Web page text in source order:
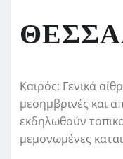
Καιρός: Γενικά
μεσημβρινές και
εκδηλωθούν
μεμονωμένες